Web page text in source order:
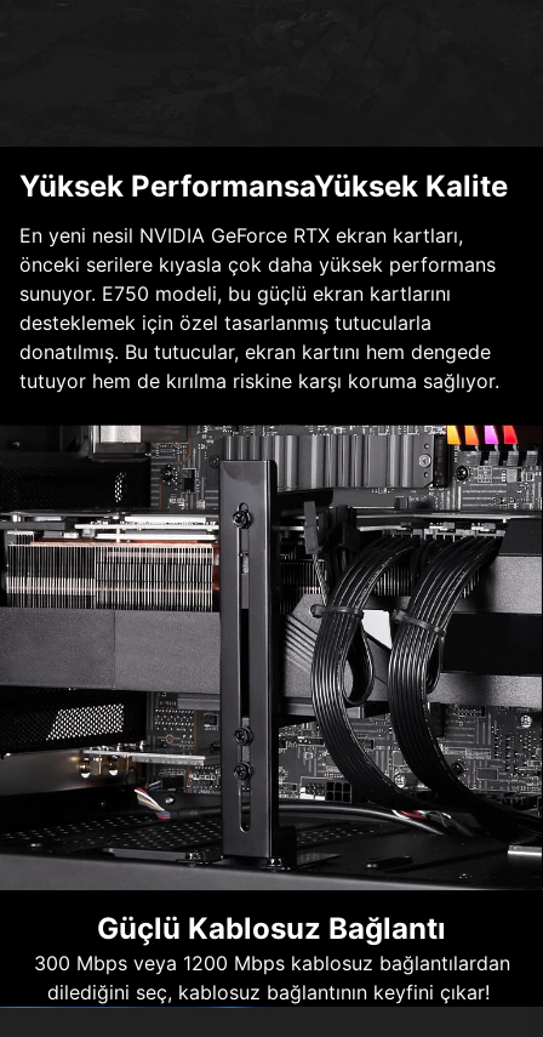
Yüksek PerformansaYüksek Kalite
En yeni nesil NVIDIA GeForce RTX ekran kartları,
önceki serilere kıyasla çok daha yüksek performans
sunuyor. E750 modeli, bu güçlü ekran kartlarını
desteklemek için özel tasarlanmış tutucularla
donatılmış. Bu tutucular, ekran kartını hem dengede
tutuyor hem de kırılma riskine karşı koruma sağlıyor.
Güçlü Kablosuz Bağlantı
300 Mbps veya 1200 Mbps kablosuz bağlantılardan
dilediğini seç, kablosuz bağlantının keyfini çıkar!